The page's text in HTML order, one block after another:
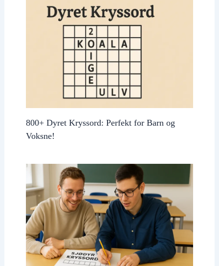
800+ Dyret Kryssord: Perfekt for Barn og
Voksne!